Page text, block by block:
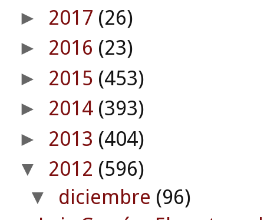
► 2017 (26)
► 2016 (23)
► 2015 (453)
► 2014 (393)
► 2013 (404)
▼ 2012 (596)
▼ diciembre (96)